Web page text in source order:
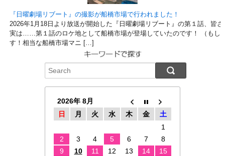
『日曜劇場リブート』の撮影が船橋市場で行われました！
2026年1月18日より放送が開始した『日曜劇場リブート』の第１話、皆
実は……第１話のロケ地として船橋市場が登場していたのです！ （もし
す！相当な船橋市場マニ […]
2026年 8月
日
月 火 水 木 金
土
1
2
3 4 5 6 7
8
9
10 11 12 13 14
15